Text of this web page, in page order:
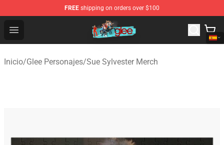
FREE shipping on orders over $100
Open menu
Glee Store - Official Glee Merchandise Shop
Inicio/Glee Personajes/Sue Sylvester Merch